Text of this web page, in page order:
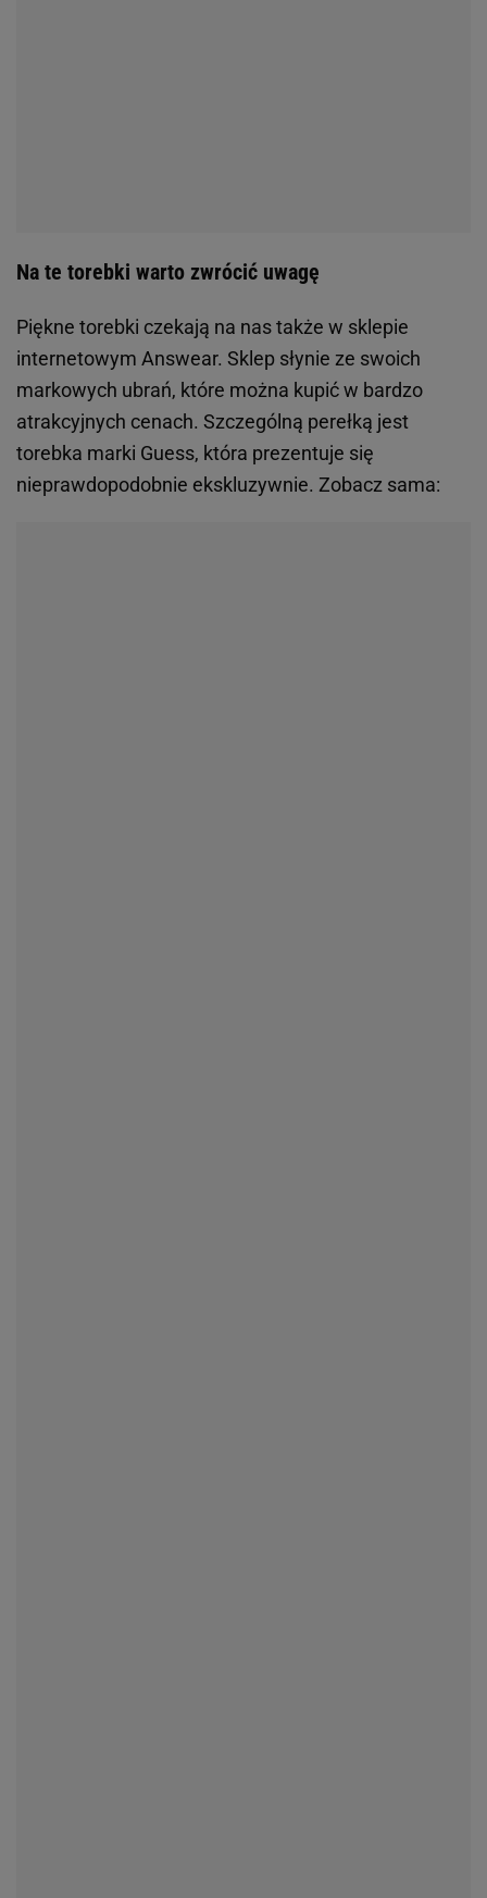
Na te torebki warto zwrócić uwagę
Piękne torebki czekają na nas także w sklepie
internetowym Answear. Sklep słynie ze swoich
markowych ubrań, które można kupić w bardzo
atrakcyjnych cenach. Szczególną perełką jest
torebka marki Guess, która prezentuje się
nieprawdopodobnie ekskluzywnie. Zobacz sama: